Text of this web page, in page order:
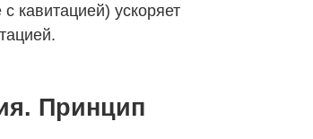
кавитацией) ускоряет
Принцип